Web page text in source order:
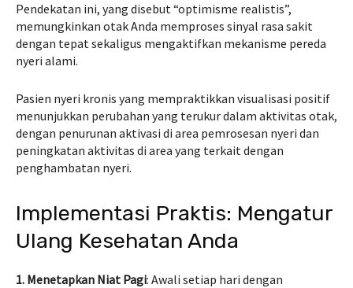
Pendekatan ini, yang disebut “optimisme realistis”,
memungkinkan otak Anda memproses sinyal rasa sakit
dengan tepat sekaligus mengaktifkan mekanisme pereda
nyeri alami.
Pasien nyeri kronis yang mempraktikkan visualisasi positif
menunjukkan perubahan yang terukur dalam aktivitas otak,
dengan penurunan aktivasi di area pemrosesan nyeri dan
peningkatan aktivitas di area yang terkait dengan
penghambatan nyeri.
Implementasi Praktis: Mengatur
Ulang Kesehatan Anda
1. Menetapkan Niat Pagi: Awali setiap hari dengan